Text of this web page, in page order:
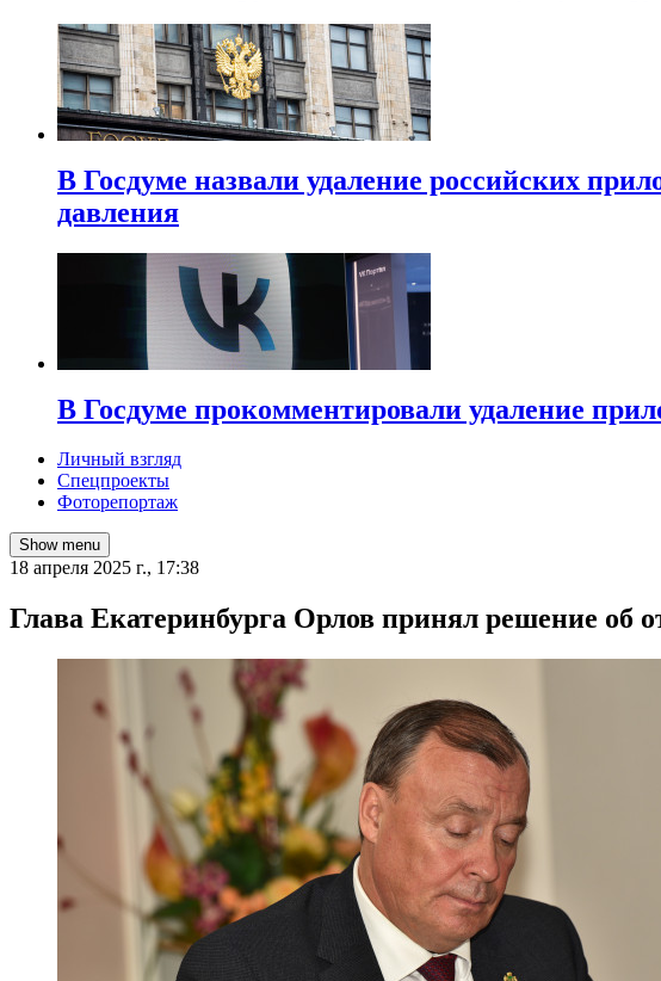
В Госдуме назвали удаление российских
давления
В Госдуме прокомментировали удаление
Личный взгляд
Спецпроекты
Фоторепортаж
Show menu
18 апреля 2025 г., 17:38
Глава Екатеринбурга Орлов принял решение об